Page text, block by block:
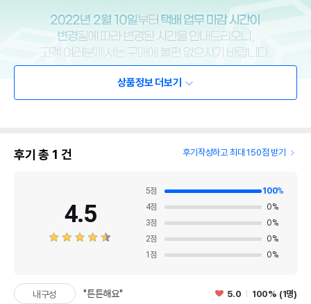
상품정보 더보기
후기 총 1 건 후기작성하고 최대 150점 받기
4.5
5점 100%
4점 0%
3점 0%
2점 0%
1 점 0%
내구성 "튼튼해요" 5.0 100% (1명)